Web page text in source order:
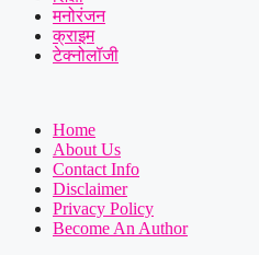
मनोरंजन
क्राइम
टेक्नोलॉजी
Home
About Us
Contact Info
Disclaimer
Privacy Policy
Become An Author